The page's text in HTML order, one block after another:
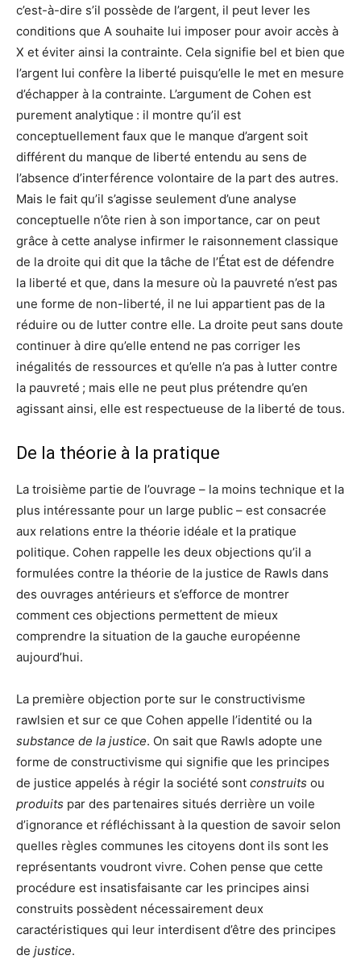
c’est-à-dire s’il possède de l’argent, il peut lever les
conditions que A souhaite lui imposer pour avoir accès à
X et éviter ainsi la contrainte. Cela signifie bel et bien que
l’argent lui confère la liberté puisqu’elle le met en mesure
d’échapper à la contrainte. L’argument de Cohen est
purement analytique : il montre qu’il est
conceptuellement faux que le manque d’argent soit
différent du manque de liberté entendu au sens de
l’absence d’interférence volontaire de la part des autres.
Mais le fait qu’il s’agisse seulement d’une analyse
conceptuelle n’ôte rien à son importance, car on peut
grâce à cette analyse infirmer le raisonnement classique
de la droite qui dit que la tâche de l’État est de défendre
la liberté et que, dans la mesure où la pauvreté n’est pas
une forme de non-liberté, il ne lui appartient pas de la
réduire ou de lutter contre elle. La droite peut sans doute
continuer à dire qu’elle entend ne pas corriger les
inégalités de ressources et qu’elle n’a pas à lutter contre
la pauvreté ; mais elle ne peut plus prétendre qu’en
agissant ainsi, elle est respectueuse de la liberté de tous.
De la théorie à la pratique
La troisième partie de l’ouvrage – la moins technique et la
plus intéressante pour un large public – est consacrée
aux relations entre la théorie idéale et la pratique
politique. Cohen rappelle les deux objections qu’il a
formulées contre la théorie de la justice de Rawls dans
des ouvrages antérieurs et s’efforce de montrer
comment ces objections permettent de mieux
comprendre la situation de la gauche européenne
aujourd’hui.
La première objection porte sur le constructivisme
rawlsien et sur ce que Cohen appelle l’identité ou la
substance de la justice. On sait que Rawls adopte une
forme de constructivisme qui signifie que les principes
de justice appelés à régir la société sont construits ou
produits par des partenaires situés derrière un voile
d’ignorance et réfléchissant à la question de savoir selon
quelles règles communes les citoyens dont ils sont les
représentants voudront vivre. Cohen pense que cette
procédure est insatisfaisante car les principes ainsi
construits possèdent nécessairement deux
caractéristiques qui leur interdisent d’être des principes
de justice.